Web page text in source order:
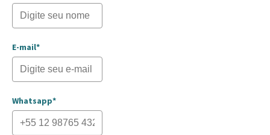
E-mail*
Whatsapp*